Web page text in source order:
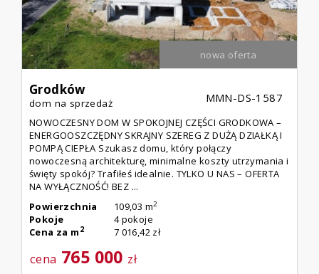
nowa oferta
Grodków
dom na sprzedaż MMN-DS-1587
NOWOCZESNY DOM W SPOKOJNEJ CZĘŚCI GRODKOWA –
ENERGOOSZCZĘDNY SKRAJNY SZEREG Z DUŻĄ DZIAŁKĄ I
POMPĄ CIEPŁA Szukasz domu, który połączy
nowoczesną architekturę, minimalne koszty utrzymania i
święty spokój? Trafiłeś idealnie. TYLKO U NAS – OFERTA
NA WYŁĄCZNOŚĆ! BEZ ...
Powierzchnia
109,03 m2
Pokoje
4 pokoje
Cena za m 2 7 016,42 zł
cena 765 000 zł